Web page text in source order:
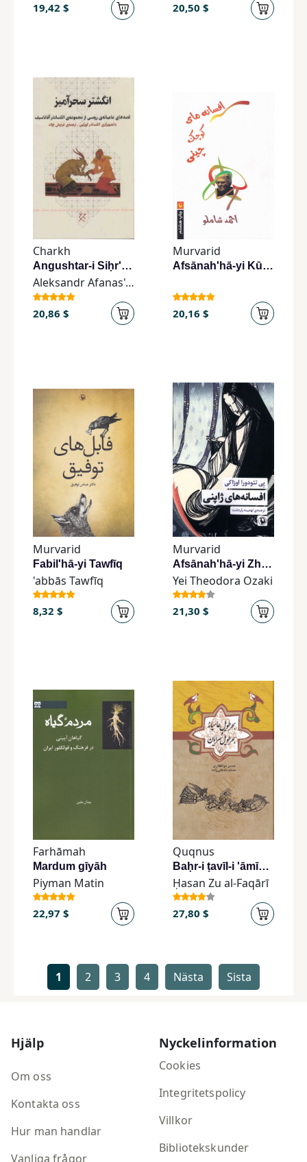
19,42 $ 20,50 $
Charkh
Angushtar-i Siḥr'āmīz: Qiṣṣah'hā-yi 'Amīyānah-yi Rūsī az Majmū'ah-yi Aliksāndir Afānasīf
Aleksandr Afanas'ev
20,86 $
Murvarid
Afsānah'hā-yi Kūchak-i Dīnī
20,16 $
Murvarid
Fabil'hā-yi Tawfīq
'abbās Tawfīq
8,32 $
Murvarid
Afsānah'hā-yi Zhāpunī
Yei Theodora Ozaki
21,30 $
Farhāmah
Mardum gīyāh
Piyman Matin
22,97 $
Quqnus
Baḥr-i ṭavīl-i 'āmīyānah va Baḥr-i ṭavīl surāyān (Adabīyāt-i 'āmah)
Ḥasan Zu al-Faqārī
27,80 $
1 2 3 4 Nästa Sista
Hjälp
Om oss
Kontakta oss
Hur man handlar
Vanliga frågor
Nyckelinformation
Cookies
Integritetspolicy
Villkor
Bibliotekskunder